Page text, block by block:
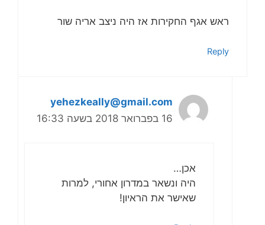
ראש אגף החקירות אז היה ניצב אריה שור
Reply
yehezkeally@gmail.com
16 בפברואר 2018 בשעה 16:33
אכן…
היה ונשאר במדרון אחורי, למרות
שאישר את הראיון!